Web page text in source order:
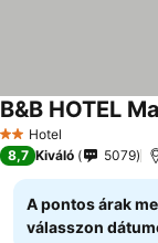
2 Kategória
Hotel
B&B HOTEL
8,7 Kiváló 5079
A pontos árak
válasszon